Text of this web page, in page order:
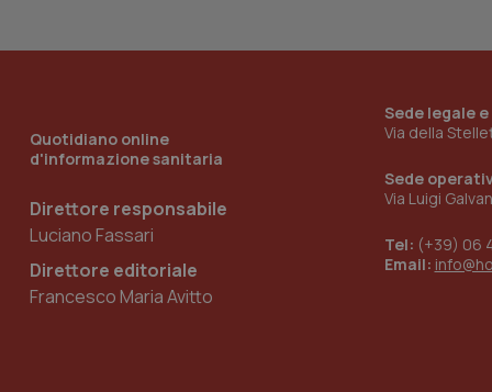
Quotidiano online
d'informazione sanitaria
Direttore responsabile
Luciano Fassari
Direttore editoriale
Francesco Maria Avitto
Sede legale
Via della
Sede
Via Luigi
Tel: (+39) 06
Email:
_ga_0VMQEQKQ1N